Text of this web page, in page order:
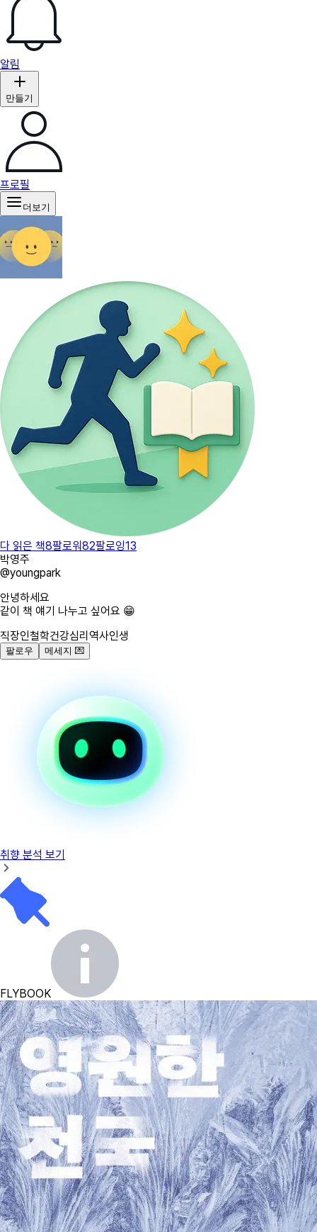
알림
만들기
프로필
더보기
다 읽은 책8팔로워82팔로잉13
박영주
@youngpark
안녕하세요
같이 책 얘기 나누고 싶어요 😁
직장인철학건강심리 역사인생
팔로우 메세지 💌
취향 분석 보기
FLYBOOK